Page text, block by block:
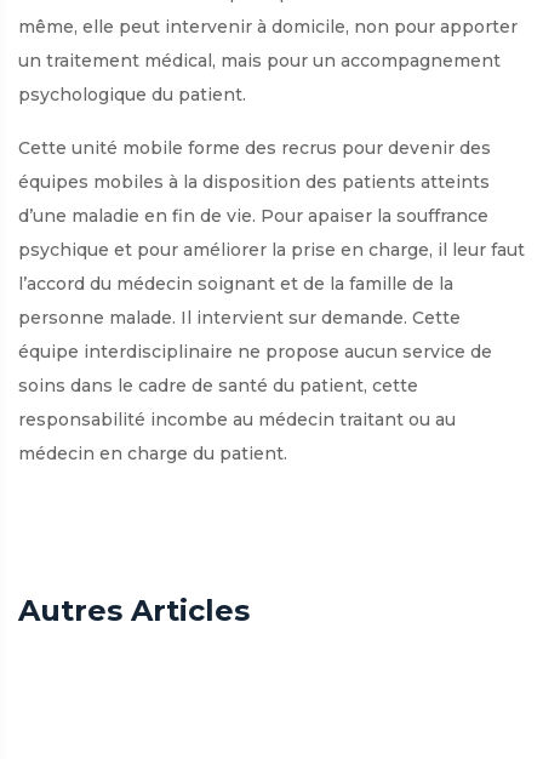
même, elle peut intervenir à domicile, non pour apporter
un traitement médical, mais pour un accompagnement
psychologique du patient.
Cette unité mobile forme des recrus pour devenir des
équipes mobiles à la disposition des patients atteints
d’une maladie en fin de vie. Pour apaiser la souffrance
psychique et pour améliorer la prise en charge, il leur faut
l’accord du médecin soignant et de la famille de la
personne malade. Il intervient sur demande. Cette
équipe interdisciplinaire ne propose aucun service de
soins dans le cadre de santé du patient, cette
responsabilité incombe au médecin traitant ou au
médecin en charge du patient.
Autres Articles